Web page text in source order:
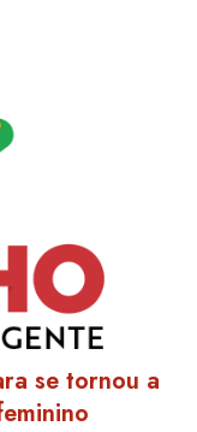
se tornou a